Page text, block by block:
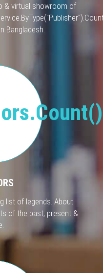
& virtual showroom of
Bangladesh.
list of legends. About
of the past, present &